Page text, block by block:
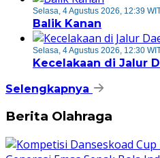
Selasa, 4 Agustus 2026, 12:39
Balik Kanan
Selasa, 4 Agustus 2026, 12:30
Kecelakaan di Jalur
Selengkapnya
Berita Olahraga